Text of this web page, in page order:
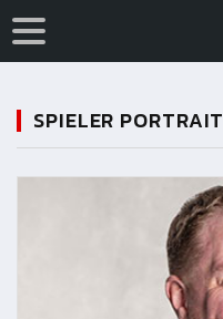
SPIELER PORTRAIT